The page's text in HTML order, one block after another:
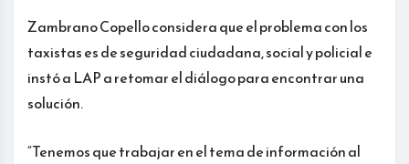
Zambrano Copello considera que el problema con los
taxistas es de seguridad ciudadana, social y policial e
instó a LAP a retomar el diálogo para encontrar una
solución.
“Tenemos que trabajar en el tema de información al